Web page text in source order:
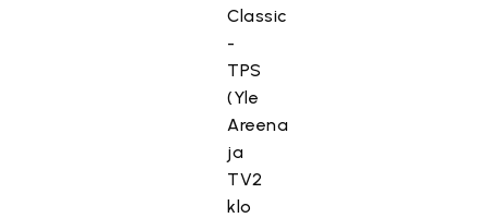
Classic
-
TPS
(Yle
Areena
ja
TV2
klo